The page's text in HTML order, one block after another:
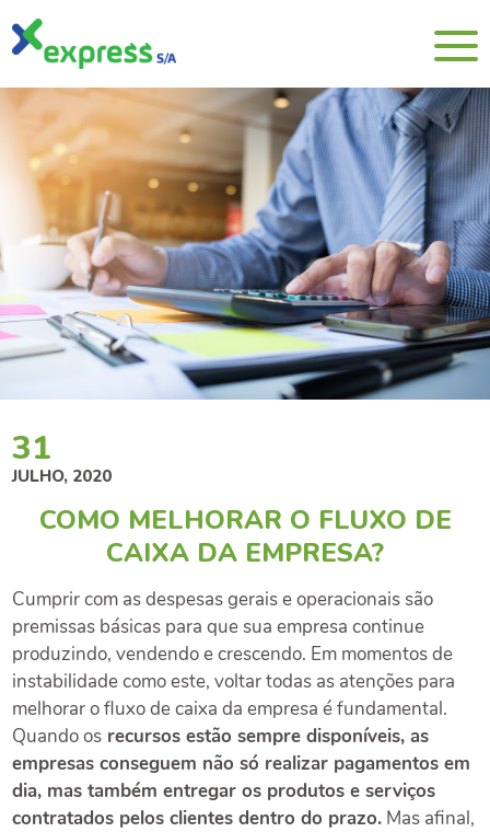
31
JULHO, 2020
COMO MELHORAR O FLUXO DE
CAIXA DA EMPRESA?
Cumprir com as despesas gerais e operacionais são
premissas básicas para que sua empresa continue
produzindo, vendendo e crescendo. Em momentos de
instabilidade como este, voltar todas as atenções para
melhorar o fluxo de caixa da empresa é fundamental.
Quando os recursos estão sempre disponíveis, as
empresas conseguem não só realizar pagamentos em
dia, mas também entregar os produtos e serviços
contratados pelos clientes dentro do prazo. Mas afinal,